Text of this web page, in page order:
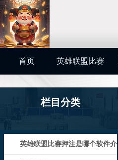
首页 英雄联盟比赛
押注是哪个软
栏目分类
英雄联盟比赛押注是哪个软件介